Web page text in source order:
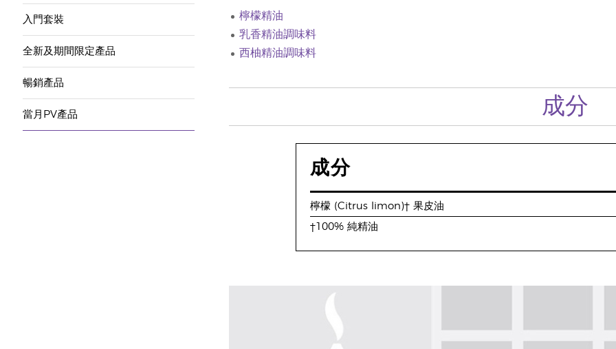
入門套裝
全新及期間限定產品
暢銷產品
當月PV產品
檸檬精油
乳香精油調味料
西柚精油調味料
成分
成分
檸檬 (Citrus limon)† 果皮油
†100% 純精油